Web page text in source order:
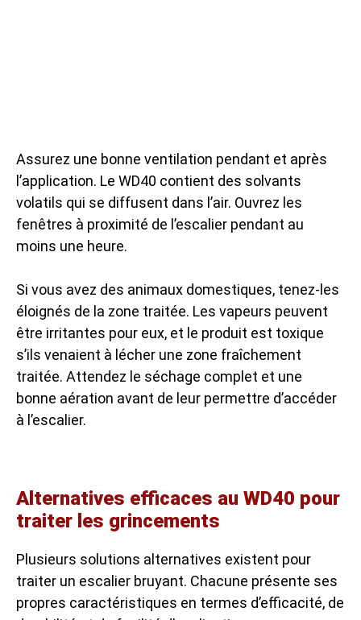
Assurez une bonne ventilation pendant et après
l’application. Le WD40 contient des solvants
volatils qui se diffusent dans l’air. Ouvrez les
fenêtres à proximité de l’escalier pendant au
moins une heure.
Si vous avez des animaux domestiques, tenez-les
éloignés de la zone traitée. Les vapeurs peuvent
être irritantes pour eux, et le produit est toxique
s’ils venaient à lécher une zone fraîchement
traitée. Attendez le séchage complet et une
bonne aération avant de leur permettre d’accéder
à l’escalier.
Alternatives efficaces au WD40 pour
traiter les grincements
Plusieurs solutions alternatives existent pour
traiter un escalier bruyant. Chacune présente ses
propres caractéristiques en termes d’efficacité, de